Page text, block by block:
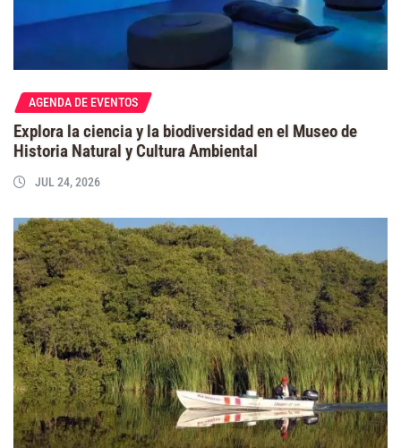
AGENDA DE EVENTOS
Explora la ciencia y la biodiversidad en el Museo de
Historia Natural y Cultura Ambiental
JUL 24, 2026